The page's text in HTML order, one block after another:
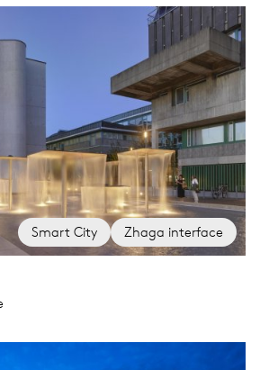
Smart City Zhaga interface